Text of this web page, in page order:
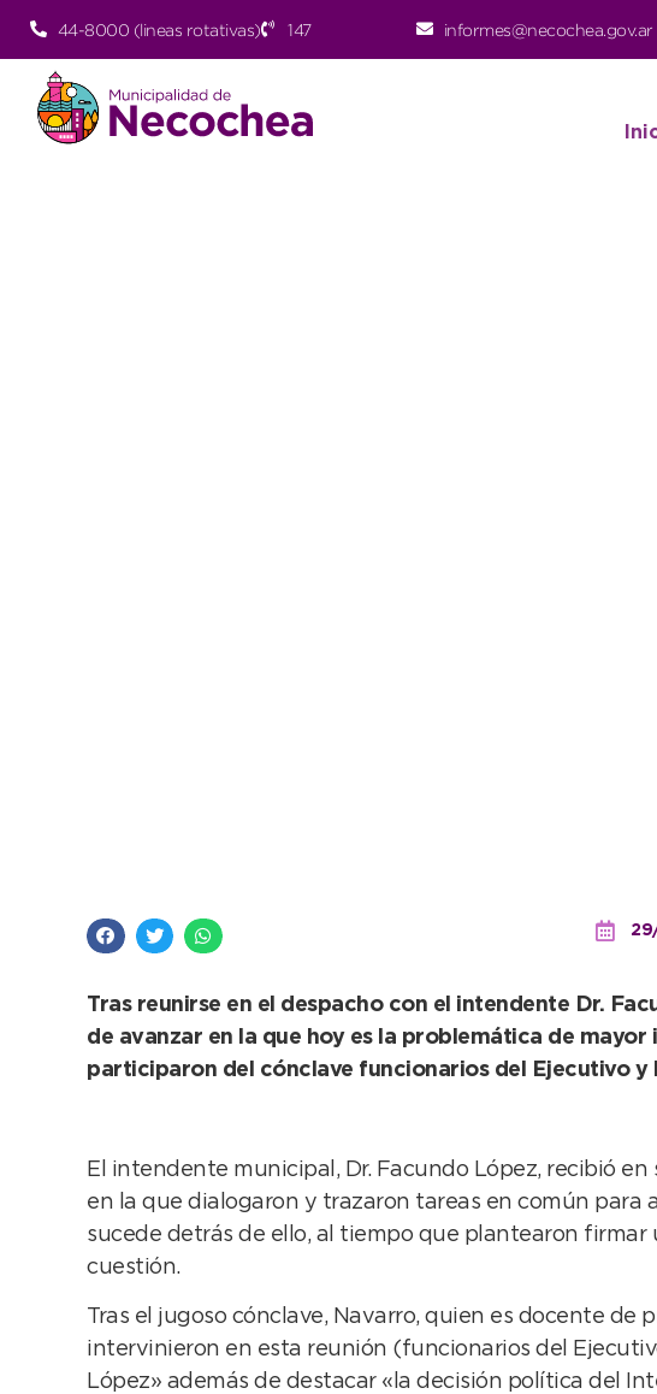
44-8000 (lineas rotativas) 147 informes@necochea.gov.ar
Tras reunirse en el despacho con el intendente Dr.
de avanzar en la que hoy es la problemática de
participaron del cónclave funcionarios del Ejecutivo y
El intendente municipal, Dr. Facundo López, recibió
en la que dialogaron y trazaron tareas en común
sucede detrás de ello, al tiempo que plantearon
cuestión.
Tras el jugoso cónclave, Navarro, quien es docente
intervinieron en esta reunión (funcionarios del
López» además de destacar «la decisión política del